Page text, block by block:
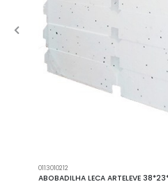
0113010212
ABOBADILHA LECA ARTELEVE